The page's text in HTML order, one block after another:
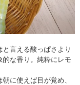
言える酸っぱさより
的な香り。純粋にレモ
に使えば目が覚め、